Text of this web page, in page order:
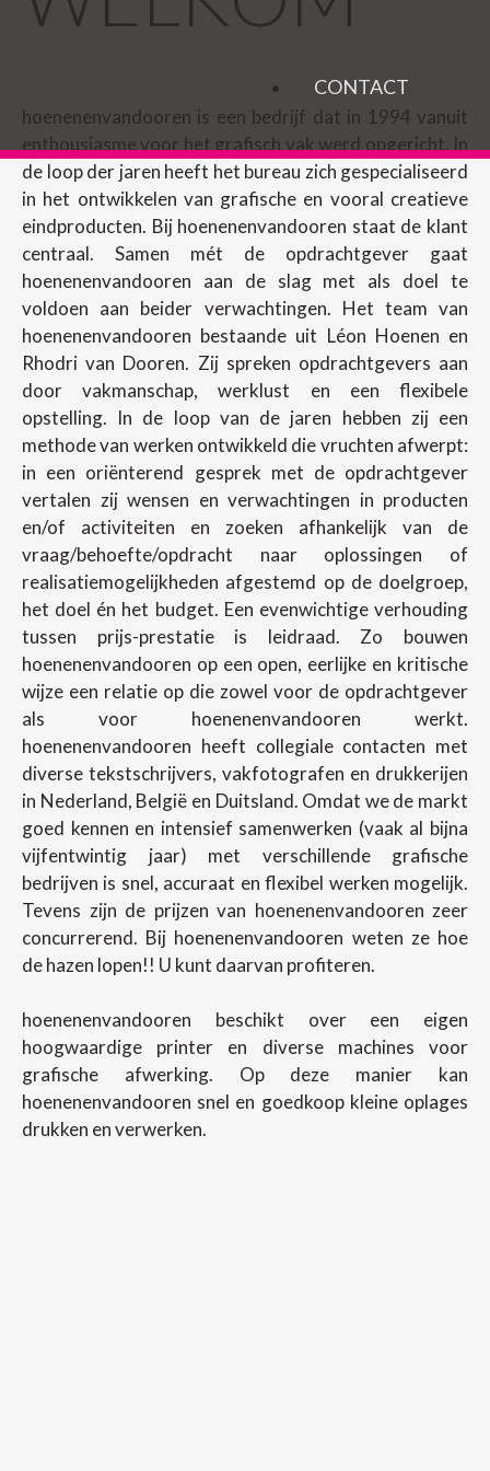
CONTACT
hoenenenvandooren is een bedrijf dat in 1994 vanuit
enthousiasme voor het grafisch vak werd opgericht. In
de loop der jaren heeft het bureau zich gespecialiseerd
in het ontwikkelen van grafische en vooral creatieve
eindproducten. Bij hoenenenvandooren staat de klant
centraal. Samen mét de opdrachtgever gaat
hoenenenvandooren aan de slag met als doel te
voldoen aan beider verwachtingen. Het team van
hoenenenvandooren bestaande uit Léon Hoenen en
Rhodri van Dooren. Zij spreken opdrachtgevers aan
door vakmanschap, werklust en een flexibele
opstelling. In de loop van de jaren hebben zij een
methode van werken ontwikkeld die vruchten afwerpt:
in een oriënterend gesprek met de opdrachtgever
vertalen zij wensen en verwachtingen in producten
en/of activiteiten en zoeken afhankelijk van de
vraag/behoefte/opdracht naar oplossingen of
realisatiemogelijkheden afgestemd op de doelgroep,
het doel én het budget. Een evenwichtige verhouding
tussen prijs-prestatie is leidraad. Zo bouwen
hoenenenvandooren op een open, eerlijke en kritische
wijze een relatie op die zowel voor de opdrachtgever
als voor hoenenenvandooren werkt.
hoenenenvandooren heeft collegiale contacten met
diverse tekstschrijvers, vakfotografen en drukkerijen
in Nederland, België en Duitsland. Omdat we de markt
goed kennen en intensief samenwerken (vaak al bijna
vijfentwintig jaar) met verschillende grafische
bedrijven is snel, accuraat en flexibel werken mogelijk.
Tevens zijn de prijzen van hoenenenvandooren zeer
concurrerend. Bij hoenenenvandooren weten ze hoe
de hazen lopen!! U kunt daarvan profiteren.
hoenenenvandooren beschikt over een eigen
hoogwaardige printer en diverse machines voor
grafische afwerking. Op deze manier kan
hoenenenvandooren snel en goedkoop kleine oplages
drukken en verwerken.